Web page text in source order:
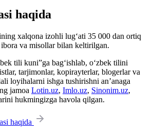
haqida
xalqona izohli lug‘ati 35 000 dan ortiq
ibora va misollar bilan keltirilgan.
tili kuni”ga bag‘ishlab, o‘zbek tilini
tarjimonlar, kopirayterlar, blogerlar va
loyihalarni ishga tushirishni an’anaga
jamoa Lotin.uz, Imlo.uz, Sinonim.uz,
hukmingizga havola qilgan.
haqida